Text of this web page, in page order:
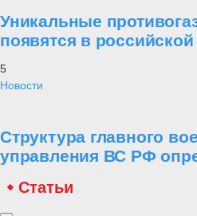
Уникальные
появятся в
5
Новости
Структура главного
управления ВС РФ
Статьи